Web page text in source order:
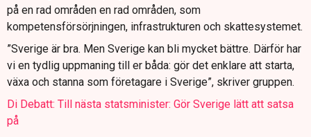
på en rad områden en rad områden, som
kompetensförsörjningen, infrastrukturen och skattesystemet.
”Sverige är bra. Men Sverige kan bli mycket bättre. Därför har
vi en tydlig uppmaning till er båda: gör det enklare att starta,
växa och stanna som företagare i Sverige”, skriver gruppen.
Di Debatt: Till nästa statsminister: Gör Sverige lätt att satsa
på